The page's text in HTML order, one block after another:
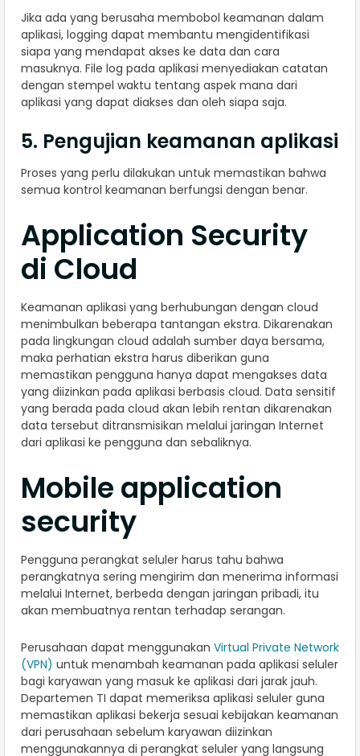
Jika ada yang berusaha membobol keamanan dalam
aplikasi, logging dapat membantu mengidentifikasi
siapa yang mendapat akses ke data dan cara
masuknya. File log pada aplikasi menyediakan catatan
dengan stempel waktu tentang aspek mana dari
aplikasi yang dapat diakses dan oleh siapa saja.
5. Pengujian keamanan aplikasi
Proses yang perlu dilakukan untuk memastikan bahwa
semua kontrol keamanan berfungsi dengan benar.
Application Security
di Cloud
Keamanan aplikasi yang berhubungan dengan cloud
menimbulkan beberapa tantangan ekstra. Dikarenakan
pada lingkungan cloud adalah sumber daya bersama,
maka perhatian ekstra harus diberikan guna
memastikan pengguna hanya dapat mengakses data
yang diizinkan pada aplikasi berbasis cloud. Data sensitif
yang berada pada cloud akan lebih rentan dikarenakan
data tersebut ditransmisikan melalui jaringan Internet
dari aplikasi ke pengguna dan sebaliknya.
Mobile application
security
Pengguna perangkat seluler harus tahu bahwa
perangkatnya sering mengirim dan menerima informasi
melalui Internet, berbeda dengan jaringan pribadi, itu
akan membuatnya rentan terhadap serangan.
Perusahaan dapat menggunakan Virtual Private Network
(VPN) untuk menambah keamanan pada aplikasi seluler
bagi karyawan yang masuk ke aplikasi dari jarak jauh.
Departemen TI dapat memeriksa aplikasi seluler guna
memastikan aplikasi bekerja sesuai kebijakan keamanan
dari perusahaan sebelum karyawan diizinkan
menggunakannya di perangkat seluler yang langsung